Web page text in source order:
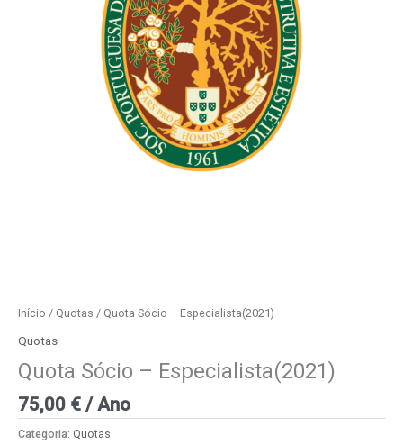
Início / Quotas / Quota Sócio – Especialista(2021)
Quotas
Quota Sócio – Especialista(2021)
75,00 € / Ano
Categoria: Quotas